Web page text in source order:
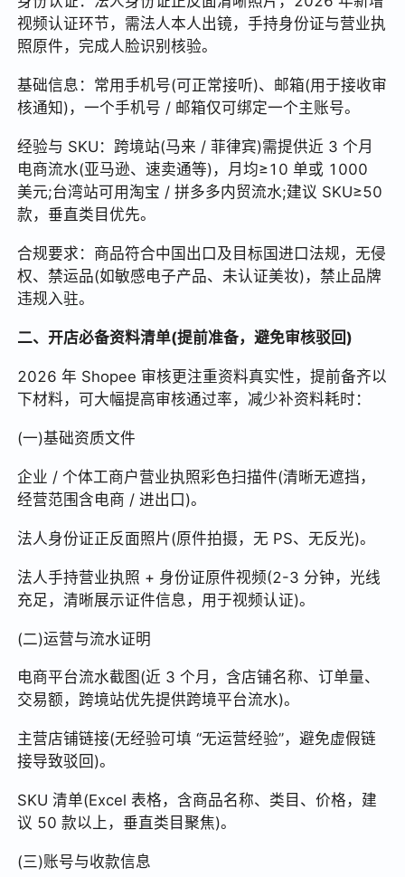
视频认证环节，需法人本人出镜，手持身份证与营业执
照原件，完成人脸识别核验。
基础信息：常用手机号(可正常接听)、邮箱(用于接收审
核通知)，一个手机号 / 邮箱仅可绑定一个主账号。
经验与 SKU：跨境站(马来 / 菲律宾)需提供近 3 个月
电商流水(亚马逊、速卖通等)，月均≥10 单或 1000
美元;台湾站可用淘宝 / 拼多多内贸流水;建议 SKU≥50
款，垂直类目优先。
合规要求：商品符合中国出口及目标国进口法规，无侵
权、禁运品(如敏感电子产品、未认证美妆)，禁止品牌
违规入驻。
二、开店必备资料清单(提前准备，避免审核驳回)
2026 年 Shopee 审核更注重资料真实性，提前备齐以
下材料，可大幅提高审核通过率，减少补资料耗时：
(一)基础资质文件
企业 / 个体工商户营业执照彩色扫描件(清晰无遮挡，
经营范围含电商 / 进出口)。
法人身份证正反面照片(原件拍摄，无 PS、无反光)。
法人手持营业执照 + 身份证原件视频(2-3 分钟，光线
充足，清晰展示证件信息，用于视频认证)。
(二)运营与流水证明
电商平台流水截图(近 3 个月，含店铺名称、订单量、
交易额，跨境站优先提供跨境平台流水)。
主营店铺链接(无经验可填 “无运营经验”，避免虚假链
接导致驳回)。
SKU 清单(Excel 表格，含商品名称、类目、价格，建
议 50 款以上，垂直类目聚焦)。
(三)账号与收款信息